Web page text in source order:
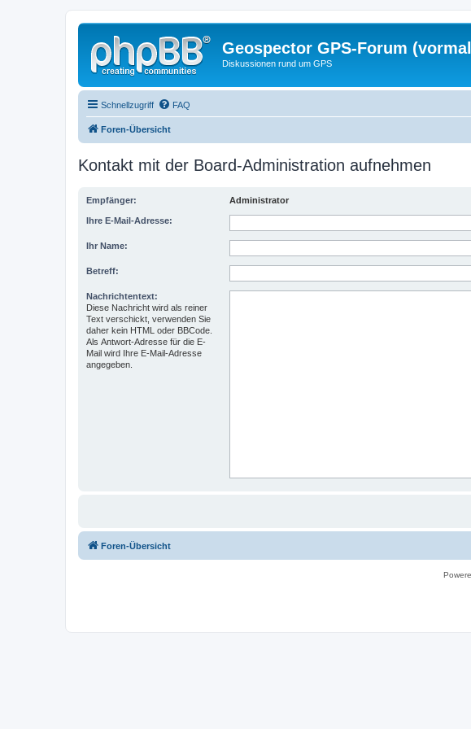
Geospector GPS-Forum
Diskussionen rund um GPS
Schnellzugriff FAQ
Foren-Übersicht
Kontakt mit der Board-Administration aufnehmen
Empfänger: Administrator
Ihre E-Mail-Adresse:
Ihr Name:
Betreff:
Nachrichtentext:
Diese Nachricht wird als reiner
Text verschickt, verwenden Sie
daher kein HTML oder BBCode.
Als Antwort-Adresse für die E-
Mail wird Ihre E-Mail-Adresse
angegeben.
Foren-Übersicht